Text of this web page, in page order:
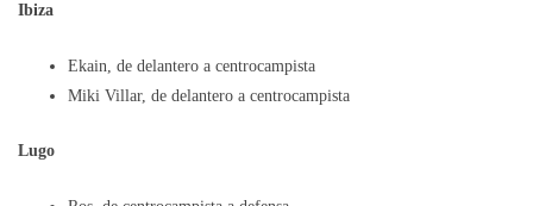
Ibiza
Ekain, de delantero a centrocampista
Miki Villar, de delantero a centrocampista
Lugo